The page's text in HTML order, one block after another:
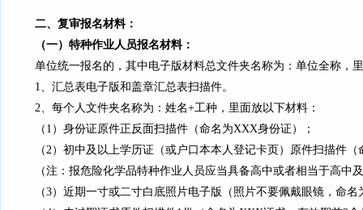
二、复审报名材料：
（一） 特种作业人员报名材料：
单位统一报名的，其中电子版材料总文件夹名称为：单位全称 ，
1、 汇总表电子版和盖章汇总表扫描件。
2、 每个人文件夹名称为： 姓名+工种， 里面放以下材料：
（1）身份证原件正反面扫描件（命名为XXX身份证）；
（2）初中及以上学历证（或户口本本人登记卡页）原件扫描件
（注：报危险化学品特种作业人员应当具备高中或者相当于高中
（3）近期一寸或二寸白底照片电子版（照片不要佩戴眼镜 ， 命名